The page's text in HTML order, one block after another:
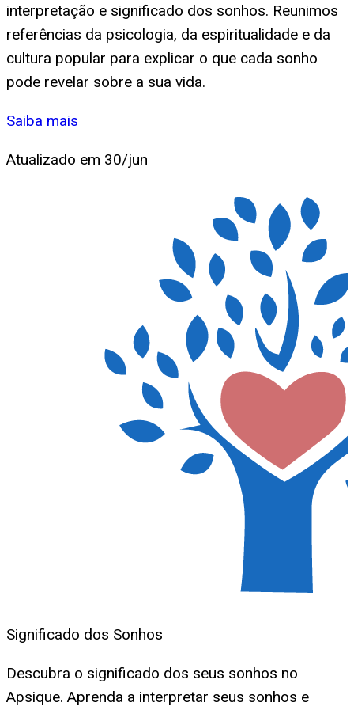
interpretação e significado dos sonhos. Reunimos
referências da psicologia, da espiritualidade e da
cultura popular para explicar o que cada sonho
pode revelar sobre a sua vida.
Saiba mais
Atualizado em 30/jun
Significado dos Sonhos
Descubra o significado dos seus sonhos no
Apsique. Aprenda a interpretar seus sonhos e